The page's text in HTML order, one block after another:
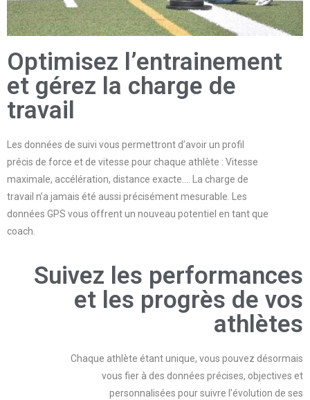
Optimisez l’entrainement
et gérez la charge de
travail
Les données de suivi vous permettront d’avoir un profil
précis de force et de vitesse pour chaque athlète : Vitesse
maximale, accélération, distance exacte…. La charge de
travail n’a jamais été aussi précisément mesurable. Les
données GPS vous offrent un nouveau potentiel en tant que
coach.
Suivez les performances
et les progrès de vos
athlètes ​
Chaque athlète étant unique, vous pouvez désormais
vous fier à des données précises, objectives et
personnalisées pour suivre l’évolution de ses